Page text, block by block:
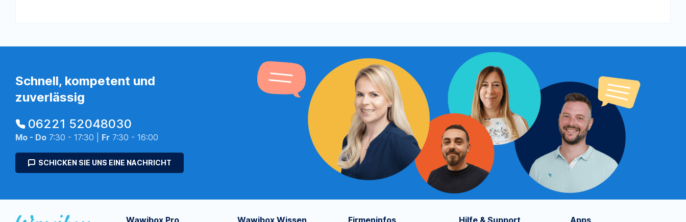
Schnell, kompetent und
zuverlässig
06221 52048030
Mo - Do 7:30 - 17:30 | Fr 7:30 - 16:00
SCHICKEN SIE UNS EINE NACHRICHT
Wawibox Pro
Wawibox Wissen
Firmeninfos
Hilfe & Support
Apps